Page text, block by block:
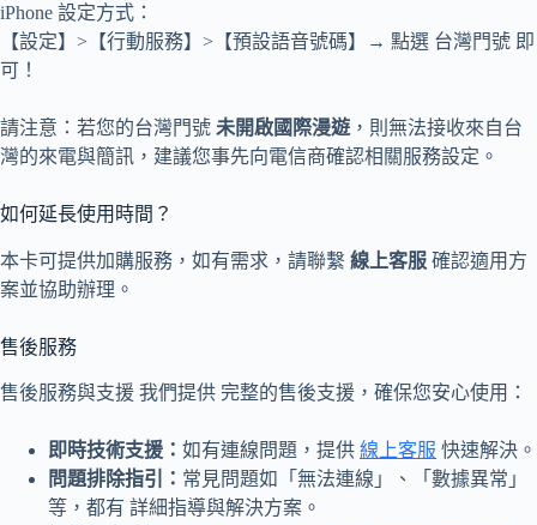
iPhone 設定方式：
【設定】>【行動服務】>【預設語音號碼】→ 點選 台灣門號 即
可！
請注意：若您的台灣門號 未開啟國際漫遊 ，則無法接收來自台
灣的來電與簡訊，建議您事先向電信商確認相關服務設定。
如何延長使用時間？
本卡可提供加購服務，如有需求，請聯繫 線上客服 確認適用方
案並協助辦理。
售後服務
售後服務與支援 我們提供 完整的售後支援，確保您安心使用：
即時技術支援： 如有連線問題，提供 線上客服 快速解決。
問題排除指引： 常見問題如「無法連線」、「數據異常」
等，都有 詳細指導與解決方案。